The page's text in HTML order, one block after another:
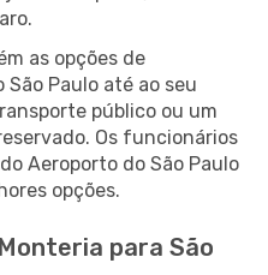
as opções de
Paulo até ao seu
público ou um
Os funcionários
Aeroporto do São Paulo
opções.
para São